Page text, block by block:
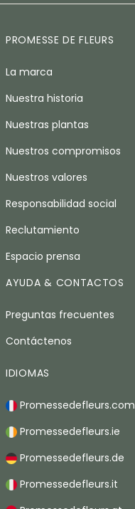
PROMESSE DE FLEURS
La marca
Nuestra historia
Nuestras plantas
Nuestros compromisos
Nuestros valores
Responsabilidad social
Reclutamiento
Espacio prensa
AYUDA & CONTACTOS
Preguntas frecuentes
Contáctenos
IDIOMAS
Promessedefleurs.com
Promessedefleurs.ie
Promessedefleurs.de
Promessedefleurs.it